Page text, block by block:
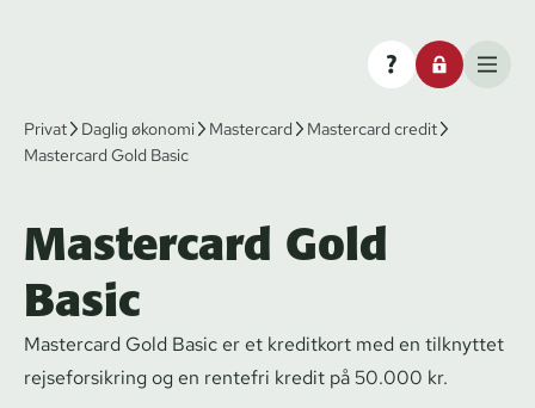
Privat Daglig økonomi Mastercard
Mastercard credit
Mastercard Gold Basic
Mastercard Gold
Basic
Mastercard Gold Basic er et kreditkort med en tilknyttet
rej­se­for­sik­ring og en rentefri kredit på 50.000 kr.